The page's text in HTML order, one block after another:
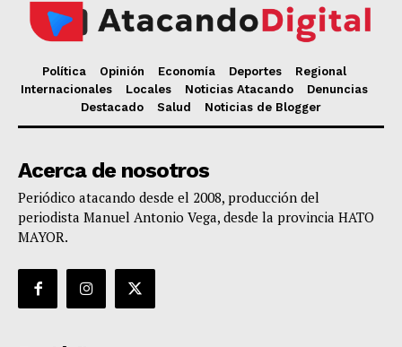
Política Opinión Economía Deportes
Regional
Internacionales
Locales Noticias Atacando
Denuncias
Destacado
Salud Noticias de Blogger
Acerca de nosotros
Periódico atacando desde el 2008, producción del
periodista Manuel Antonio Vega, desde la provincia HATO
MAYOR.